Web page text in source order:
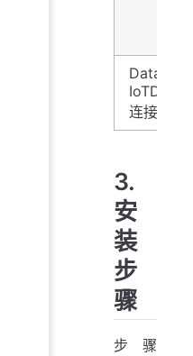
IoTDB
连接器
3.
安
装
步
骤
步骤